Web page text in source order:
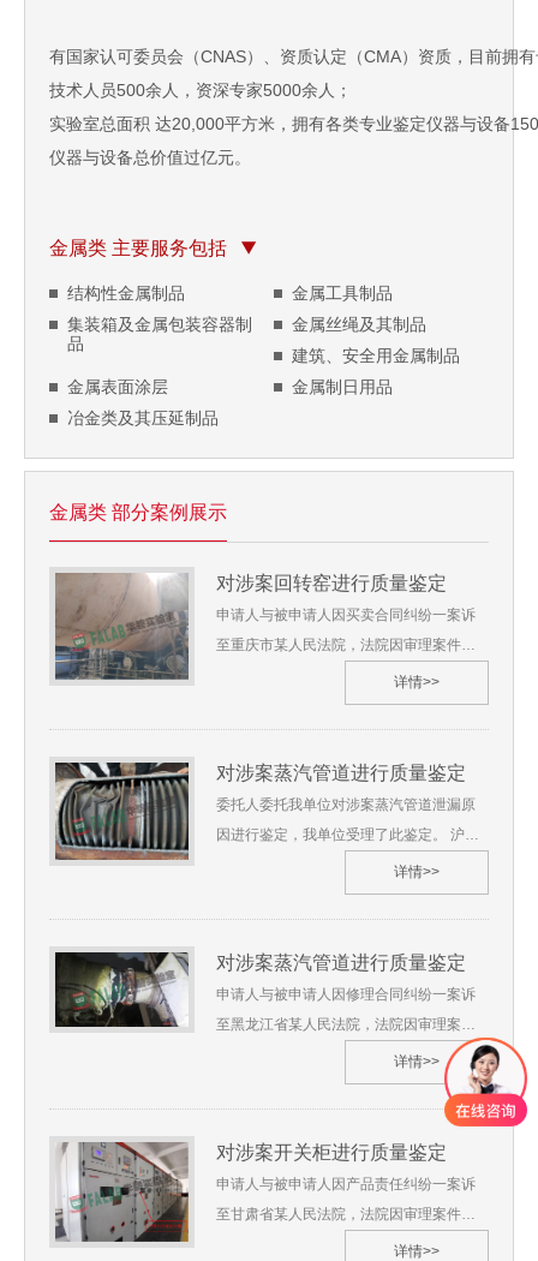
有国家认可委员会（CNAS）、资质认定（CMA）资质，目前拥
技术人员500余人，资深专家5000余人；
实验室总面积 达20,000平方米，拥有各类专业鉴定仪器与设备
仪器与设备总价值过亿元。
金属类 主要服务包括
结构性金属制品
金属工具制品
集装箱及金属包装容器制
品
金属丝绳及其制品
建筑、安全用金属制品
金属表面涂层
金属制日用品
冶金类及其压延制品
金属类 部分案例展示
对涉案回转窑进行质量鉴定
申请人与被申请人因买卖合同纠纷一案诉
至重庆市某人民法院，法院因审理案件需
要，委托我单位对涉案回转窑筒体钢板的
材料成分、厚度及锈蚀程度进行鉴定，我
单位受理了此鉴定。 沪华碧[2021]质鉴字
第**号1、委托人：贵州省某人民法院2、
委托鉴定事项：对涉案回转窑进行质量鉴
定3、受理日期：2020年12月4、鉴定材
料：（1）《鉴定委托书》一份（2）《样
原始记录单》一份5、鉴定地点：上海华碧
（略） 7、 综合分析及检验结果
（略） 8、 鉴定过程图片
详情>>
对涉案蒸汽管道进行质量鉴定
委托人委托我单位对涉案蒸汽管道泄漏原
因进行鉴定，我单位受理了此鉴定。 沪华
碧[2021]质鉴字第**号1、委托人：黑龙江
省某铁路项目建设指挥部2、委托鉴定事
项：对涉案蒸汽管道进行质量鉴定3、受理
日期：2021年01月4、鉴定材料：（1）
《司法鉴定委托书》一份（2）《样品清
单》、《笔录单》、《现场调查物证原始
记录单》一份5、鉴定地点：上海华碧检测
技术有限公司黑龙江省6、 鉴定过程
（略） 7、 综合分析及检验结果
详情>>
对涉案蒸汽管道进行质量鉴定
申请人与被申请人因修理合同纠纷一案诉
至黑龙江省某人民法院，法院因审理案件
需要委托我单位，要求对涉案蒸汽管道泄
漏原因进行鉴定，我单位受理了此鉴
定。 沪华碧[2021]质鉴字第**号1、委托
人：黑龙江省某人民法院2、委托鉴定事
项：对涉案蒸汽管道进行质量鉴定3、受理
日期：2021年01月4、鉴定材料：（1）
《司法鉴定委托书》一份（2）《样品清
详情>>
对涉案开关柜进行质量鉴定
申请人与被申请人因产品责任纠纷一案诉
至甘肃省某人民法院，法院因审理案件需
要，委托我单位对涉案光伏发电项目中起
详情>>